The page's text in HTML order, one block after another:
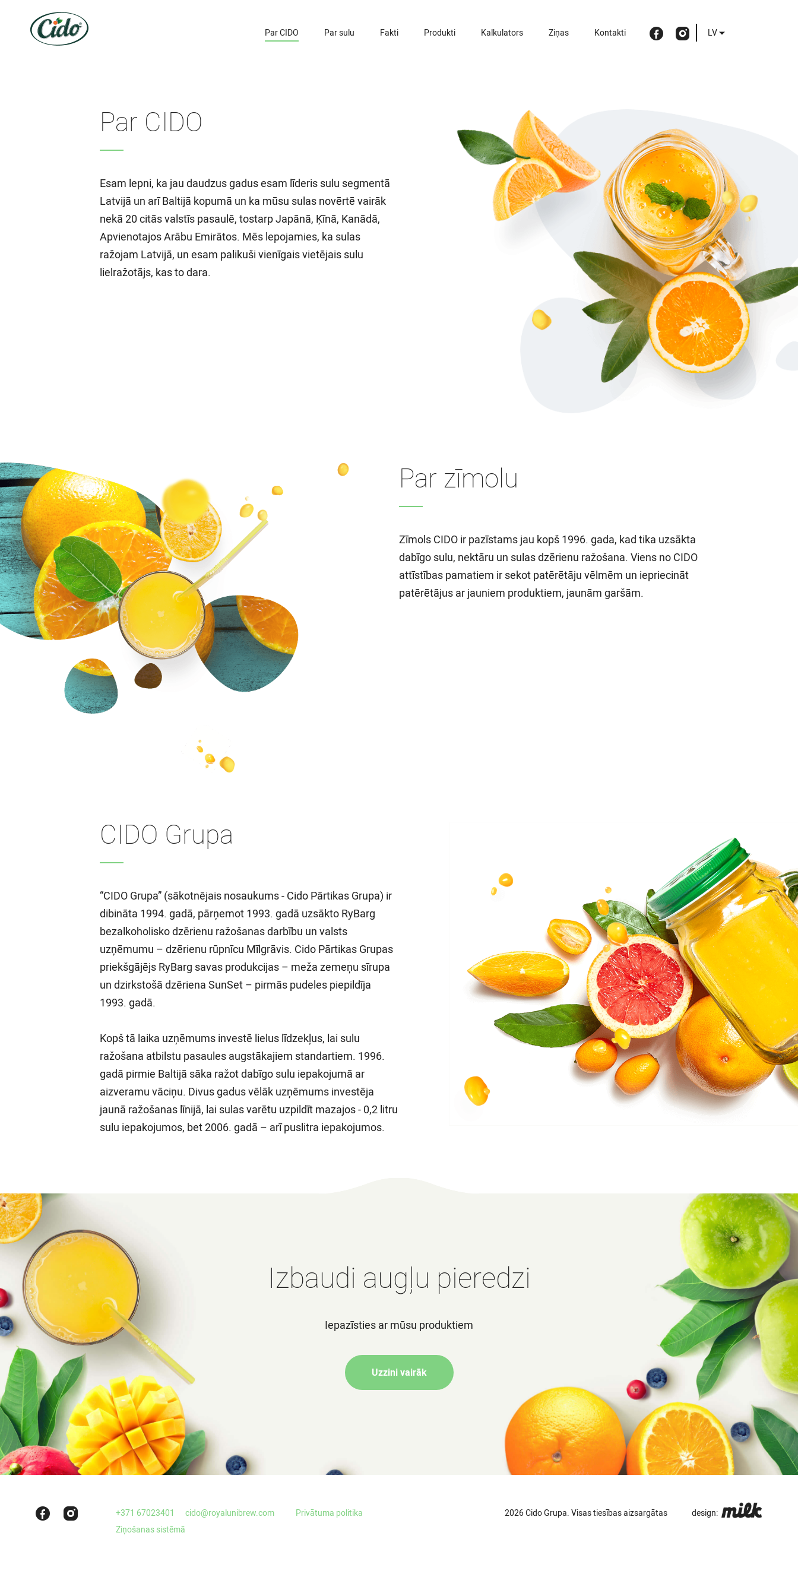
Par CIDO Par sulu Fakti Produkti Kalkulators Ziņas Kontakti LV
Par CIDO
Esam lepni, ka jau daudzus gadus esam līderis sulu segmentā
Latvijā un arī Baltijā kopumā un ka mūsu sulas novērtē vairāk
nekā 20 citās valstīs pasaulē, tostarp Japānā, Ķīnā, Kanādā,
Apvienotajos Arābu Emirātos. Mēs lepojamies, ka sulas
ražojam Latvijā, un esam palikuši vienīgais vietējais sulu
lielražotājs, kas to dara.
Par zīmolu
Zīmols CIDO ir pazīstams jau kopš 1996. gada, kad tika uzsākta
dabīgo sulu, nektāru un sulas dzērienu ražošana. Viens no CIDO
attīstības pamatiem ir sekot patērētāju vēlmēm un iepriecināt
patērētājus ar jauniem produktiem, jaunām garšām.
CIDO Grupa
“CIDO Grupa” (sākotnējais nosaukums - Cido Pārtikas Grupa) ir
dibināta 1994. gadā, pārņemot 1993. gadā uzsākto RyBarg
bezalkoholisko dzērienu ražošanas darbību un valsts
uzņēmumu – dzērienu rūpnīcu Mīlgrāvis. Cido Pārtikas Grupas
priekšgājējs RyBarg savas produkcijas – meža zemeņu sīrupa
un dzirkstošā dzēriena SunSet – pirmās pudeles piepildīja
1993. gadā.
Kopš tā laika uzņēmums investē lielus līdzekļus, lai sulu
ražošana atbilstu pasaules augstākajiem standartiem. 1996.
gadā pirmie Baltijā sāka ražot dabīgo sulu iepakojumā ar
aizveramu vāciņu. Divus gadus vēlāk uzņēmums investēja
jaunā ražošanas līnijā, lai sulas varētu uzpildīt mazajos - 0,2 litru
sulu iepakojumos, bet 2006. gadā – arī puslitra iepakojumos.
Izbaudi augļu pieredzi
Iepazīsties ar mūsu produktiem
Uzzini vairāk
+371 67023401 cido@royalunibrew.com
Privātuma politika
Ziņošanas sistēmā
2026 Cido Grupa. Visas tiesības aizsargātas design: